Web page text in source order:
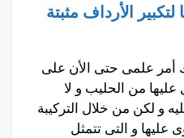
الأرداف مثبتة
أمر علمى حتى الأن على
عليها من الحليب و لا
و لكن من خلال التركيبة
عليها و التى تتمثل